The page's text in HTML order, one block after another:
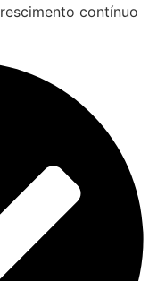
contínuo